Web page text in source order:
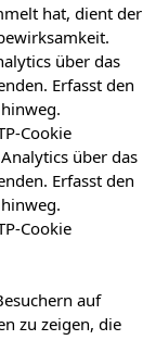
hat, dient der
über das
Erfasst den
Cookie
über das
Erfasst den
Cookie
auf
zu zeigen, die